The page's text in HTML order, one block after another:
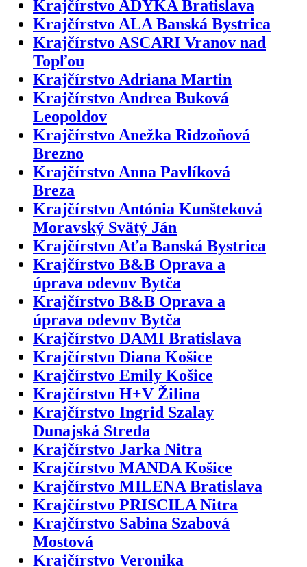
Krajčírstvo ADYKA Bratislava
Krajčírstvo ALA Banská Bystrica
Krajčírstvo ASCARI Vranov nad
Topľou
Krajčírstvo Adriana Martin
Krajčírstvo Andrea Buková
Leopoldov
Krajčírstvo Anežka Ridzoňová
Brezno
Krajčírstvo Anna Pavlíková
Breza
Krajčírstvo Antónia Kunšteková
Moravský Svätý Ján
Krajčírstvo Aťa Banská Bystrica
Krajčírstvo B&B Oprava a
úprava odevov Bytča
Krajčírstvo B&B Oprava a
úprava odevov Bytča
Krajčírstvo DAMI Bratislava
Krajčírstvo Diana Košice
Krajčírstvo Emily Košice
Krajčírstvo H+V Žilina
Krajčírstvo Ingrid Szalay
Dunajská Streda
Krajčírstvo Jarka Nitra
Krajčírstvo MANDA Košice
Krajčírstvo MILENA Bratislava
Krajčírstvo PRISCILA Nitra
Krajčírstvo Sabina Szabová
Mostová
Krajčírstvo Veronika